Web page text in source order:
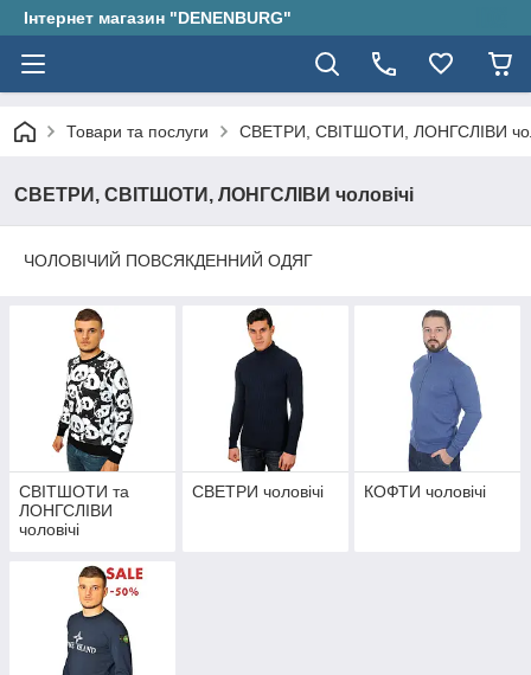
Інтернет магазин "DENENBURG"
Товари та послуги СВЕТРИ, СВІТШОТИ, ЛОНГСЛІВИ
СВЕТРИ, СВІТШОТИ, ЛОНГСЛІВИ чоловічі
ЧОЛОВІЧИЙ ПОВСЯКДЕННИЙ ОДЯГ
СВІТШОТИ та
ЛОНГСЛІВИ
чоловічі
СВЕТРИ чоловічі КОФТИ чоловічі